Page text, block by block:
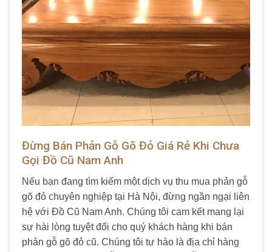
Đừng Bán Phản Gỗ Gõ Đỏ Giá Rẻ Khi Chưa
Gọi Đồ Cũ Nam Anh
Nếu bạn đang tìm kiếm một dịch vụ thu mua phản gỗ
gõ đỏ chuyên nghiệp tại Hà Nội, đừng ngần ngại liên
hệ với Đồ Cũ Nam Anh. Chúng tôi cam kết mang lại
sự hài lòng tuyệt đối cho quý khách hàng khi bán
phản gỗ gõ đỏ cũ. Chúng tôi tự hào là địa chỉ hàng